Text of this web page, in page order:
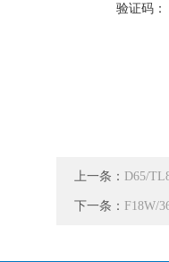
验证码：
上一条： D65/
下一条： F18W/